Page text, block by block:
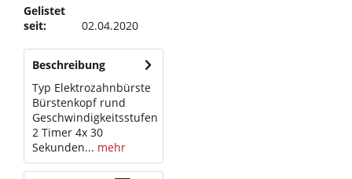
Gelistet
seit:
02.04.2020
Beschreibung
Typ Elektrozahnbürste
Bürstenkopf rund
Geschwindigkeitsstufen
2 Timer 4x 30
Sekunden... mehr